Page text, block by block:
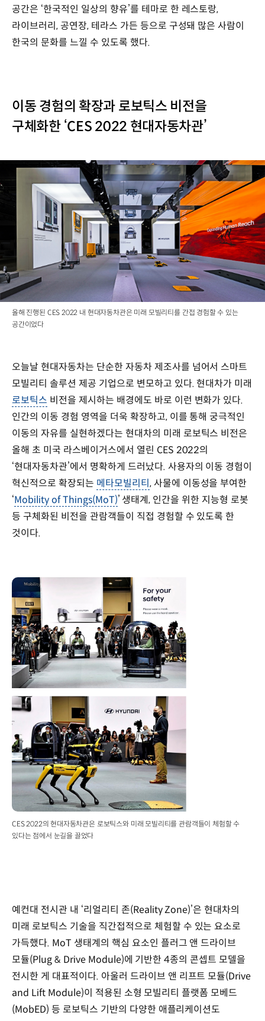
공간은 ‘한국적인 일상의 향유’를 테마로 한 레스토랑,
라이브러리, 공연장, 테라스 가든 등으로 구성돼 많은 사람이
한국의 문화를 느낄 수 있도록 했다.
이동 경험의 확장과 로보틱스 비전을
구체화한 ‘CES 2022 현대자동차관’
올해 진행된 CES 2022 내 현대자동차관은 미래 모빌리티를 간접 경험할 수 있는
공간이었다
오늘날 현대자동차는 단순한 자동차 제조사를 넘어서 스마트
모빌리티 솔루션 제공 기업으로 변모하고 있다. 현대차가 미래
로보틱스 비전을 제시하는 배경에도 바로 이런 변화가 있다.
인간의 이동 경험 영역을 더욱 확장하고, 이를 통해 궁극적인
이동의 자유를 실현하겠다는 현대차의 미래 로보틱스 비전은
올해 초 미국 라스베이거스에서 열린 CES 2022의
‘현대자동차관’에서 명확하게 드러났다. 사용자의 이동 경험이
혁신적으로 확장되는 메타모빌리티 , 사물에 이동성을 부여한
‘Mobility of Things(MoT)’ 생태계, 인간을 위한 지능형 로봇
등 구체화된 비전을 관람객들이 직접 경험할 수 있도록 한
것이다.
CES 2022의 현대자동차관은 로보틱스와 미래 모빌리티를 관람객들이 체험할 수
있다는 점에서 눈길을 끌었다
예컨대 전시관 내 ‘리얼리티 존(Reality Zone)’은 현대차의
미래 로보틱스 기술을 직간접적으로 체험할 수 있는 요소로
가득했다. MoT 생태계의 핵심 요소인 플러그 앤 드라이브
모듈(Plug & Drive Module)에 기반한 4종의 콘셉트 모델을
전시한 게 대표적이다. 아울러 드라이브 앤 리프트 모듈(Drive
and Lift Module)이 적용된 소형 모빌리티 플랫폼 모베드
(MobED) 등 로보틱스 기반의 다양한 애플리케이션도